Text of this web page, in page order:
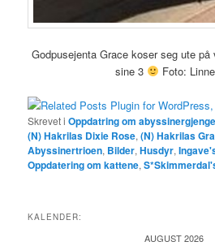
Godpusejenta Grace koser seg ute på
sine 3
Foto:
Skrevet i Oppdatring om
(N) Hakrilas Dixie Rose,(N) Hakrilas
Abyssinertrioen, Bilder,Husdyr,
Oppdatering om kattene,
KALENDER:
AUGUST 2026